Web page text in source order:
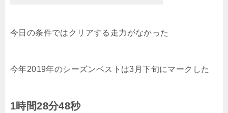
今日の条件ではクリアする走力がなかった
今年2019年のシーズンベストは3月下旬にマークした
1時間28分48秒